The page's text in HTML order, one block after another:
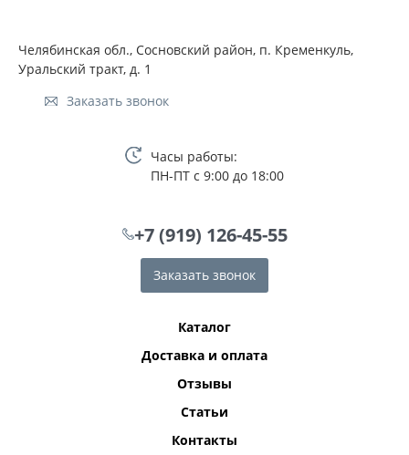
Челябинская обл., Сосновский район, п. Кременкуль,
Уральский тракт, д. 1
Заказать звонок
Часы работы:
ПН-ПТ с 9:00 до 18:00
+7 (919) 126-45-55
Заказать звонок
Каталог
Доставка и оплата
Отзывы
Статьи
Контакты